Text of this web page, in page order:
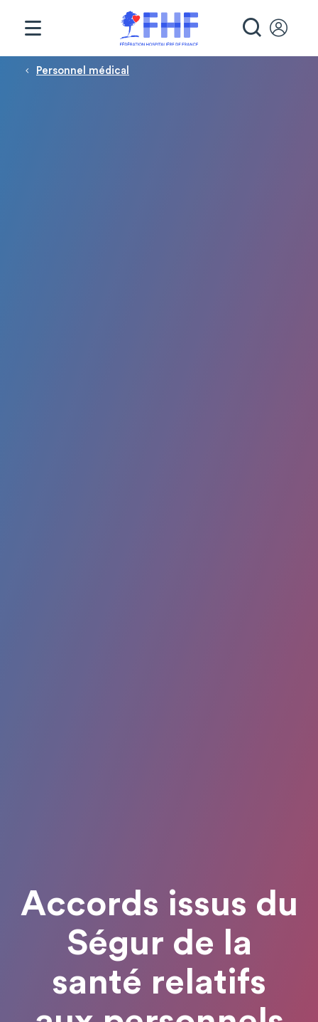
Fil d'Ariane
Personnel médical
Accords issus du
Ségur de la
santé relatifs
Panneau de gestion des cookies